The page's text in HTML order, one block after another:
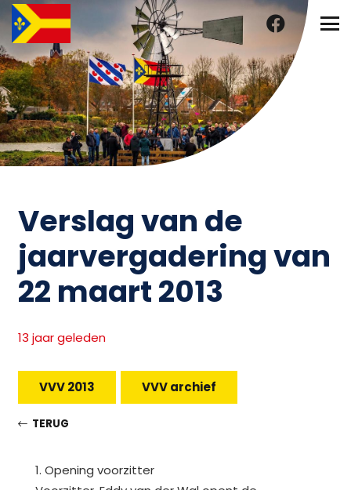
Verslag van de
jaarvergadering van
22 maart 2013
13 jaar geleden
VVV 2013 VVV archief
TERUG
1. Opening voorzitter